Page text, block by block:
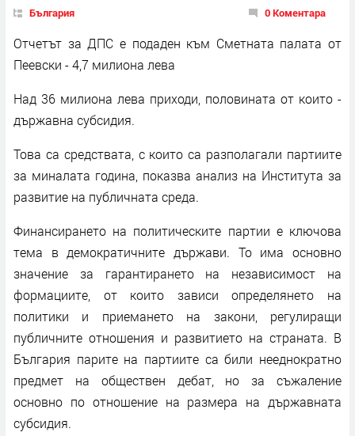
България 0 Коментара
Отчетът за ДПС е подаден към Сметната палата от
Пеевски - 4,7 милиона лева
Над 36 милиона лева приходи, половината от които -
държавна субсидия.
Това са средствата, с които са разполагали партиите
за миналата година, показва анализ на Института за
развитие на публичната среда.
Финансирането на политическите партии е ключова
тема в демократичните държави. То има основно
значение за гарантирането на независимост на
формациите, от които зависи определянето на
политики и приемането на закони, регулиращи
публичните отношения и развитието на страната. В
България парите на партиите са били нееднократно
предмет на обществен дебат, но за съжаление
основно по отношение на размера на държавната
субсидия.